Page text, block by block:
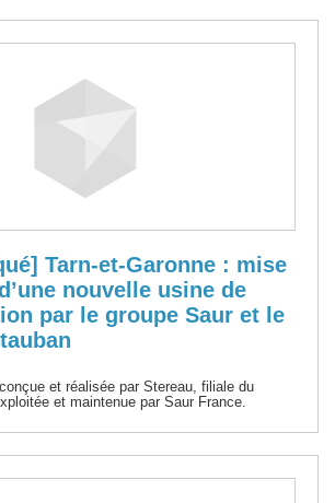
Tarn-et-Garonne : mise
nouvelle usine de
par le groupe Saur et le
et réalisée par Stereau, filiale du
et maintenue par Saur France.